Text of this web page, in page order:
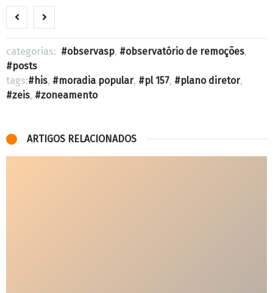
categorias: observasp, observatório de remoções,
posts
tags:
his, moradia popular, pl 157, plano diretor,
zeis, zoneamento
ARTIGOS RELACIONADOS